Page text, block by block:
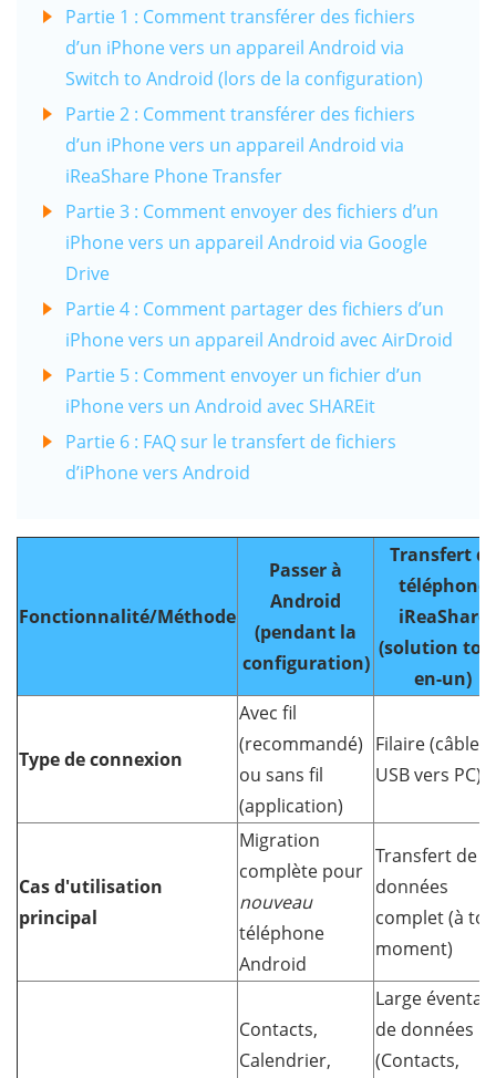
Partie 1 : Comment transférer des fichiers
d’un iPhone vers un appareil Android via
Switch to Android (lors de la configuration)
Partie 2 : Comment transférer des fichiers
d’un iPhone vers un appareil Android via
iReaShare Phone Transfer
Partie 3 : Comment envoyer des fichiers d’un
iPhone vers un appareil Android via Google
Drive
Partie 4 : Comment partager des fichiers d’un
iPhone vers un appareil Android avec AirDroid
Partie 5 : Comment envoyer un fichier d’un
iPhone vers un Android avec SHAREit
Partie 6 : FAQ sur le transfert de fichiers
d’iPhone vers Android
Fonctionnalité/Méthode
Passer à
Android
(pendant la
configuration)
Transfert de
téléphone
iReaShare
(solution
en-un)
Type de connexion
Avec fil
(recommandé)
ou sans fil
(application)
Filaire (câbles
USB vers PC)
Cas d'utilisation
principal
Migration
complète pour
nouveau
téléphone
Android
Transfert de
données
complet (à
moment)
Contacts,
Calendrier,
Large éventail
de données
(Contacts,